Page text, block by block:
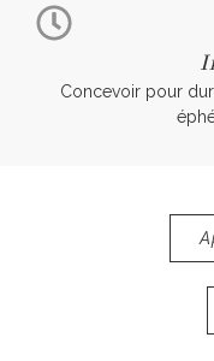
Concevoir pour